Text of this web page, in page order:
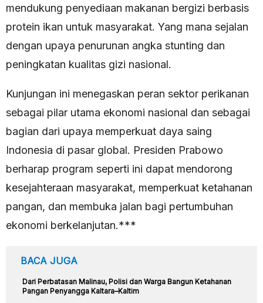
mendukung penyediaan makanan bergizi berbasis
protein ikan untuk masyarakat. Yang mana sejalan
dengan upaya penurunan angka stunting dan
peningkatan kualitas gizi nasional.
Kunjungan ini menegaskan peran sektor perikanan
sebagai pilar utama ekonomi nasional dan sebagai
bagian dari upaya memperkuat daya saing
Indonesia di pasar global. Presiden Prabowo
berharap program seperti ini dapat mendorong
kesejahteraan masyarakat, memperkuat ketahanan
pangan, dan membuka jalan bagi pertumbuhan
ekonomi berkelanjutan.***
BACA JUGA
Dari Perbatasan Malinau, Polisi dan Warga Bangun Ketahanan
Pangan Penyangga Kaltara–Kaltim